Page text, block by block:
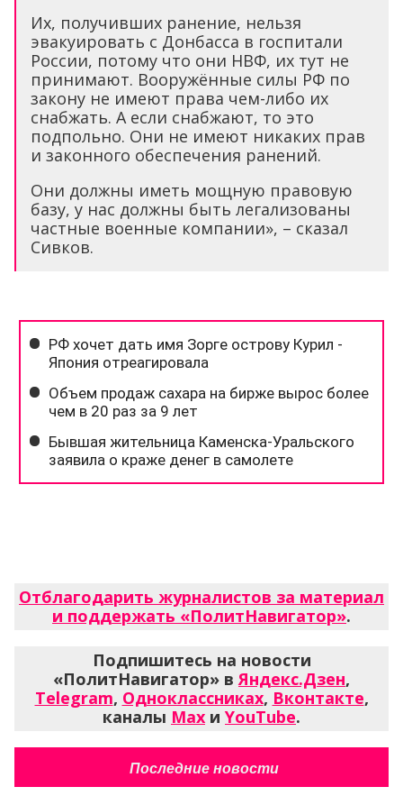
Их, получивших ранение, нельзя
эвакуировать с Донбасса в госпитали
России, потому что они НВФ, их тут не
принимают. Вооружённые силы РФ по
закону не имеют права чем-либо их
снабжать. А если снабжают, то это
подпольно. Они не имеют никаких прав
и законного обеспечения ранений.
Они должны иметь мощную правовую
базу, у нас должны быть легализованы
частные военные компании», – сказал
Сивков.
Отблагодарить журналистов за материал
и поддержать «ПолитНавигатор».
Подпишитесь на новости
«ПолитНавигатор» вЯндекс.Дзен,
Telegram, Одноклассниках, Вконтакте,
каналы Max и YouTube.
Последние новости